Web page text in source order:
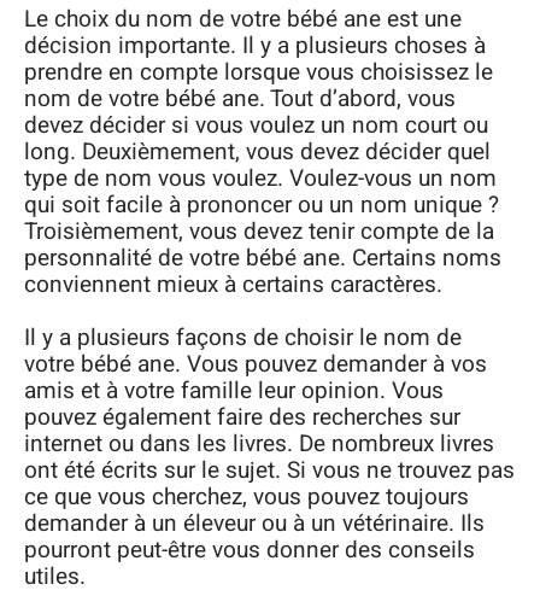
Le choix du nom de votre bébé ane est une
décision importante. Il y a plusieurs choses à
prendre en compte lorsque vous choisissez le
nom de votre bébé ane. Tout d’abord, vous
devez décider si vous voulez un nom court ou
long. Deuxièmement, vous devez décider quel
type de nom vous voulez. Voulez-vous un nom
qui soit facile à prononcer ou un nom unique ?
Troisièmement, vous devez tenir compte de la
personnalité de votre bébé ane. Certains noms
conviennent mieux à certains caractères.
Il y a plusieurs façons de choisir le nom de
votre bébé ane. Vous pouvez demander à vos
amis et à votre famille leur opinion. Vous
pouvez également faire des recherches sur
internet ou dans les livres. De nombreux livres
ont été écrits sur le sujet. Si vous ne trouvez pas
ce que vous cherchez, vous pouvez toujours
demander à un éleveur ou à un vétérinaire. Ils
pourront peut-être vous donner des conseils
utiles.